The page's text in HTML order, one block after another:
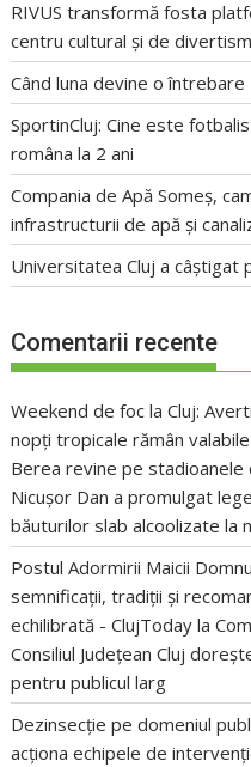
RIVUS transformă fosta
centru cultural și de
Când luna devine o întrebare
SportinCluj: Cine este
româna la 2 ani
Compania de Apă Someș,
infrastructurii de apă și
Universitatea Cluj a câștigat
Comentarii recente
Weekend de foc la Cluj:
nopți tropicale rămân
Berea revine pe stadioanele
Nicușor Dan a promulgat
băuturilor slab alcoolizate la
Postul Adormirii Maicii
semnificații, tradiții și
echilibrată - ClujToday la
Consiliul Județean Cluj
pentru publicul larg
Dezinsecție pe domeniul
acționa echipele de